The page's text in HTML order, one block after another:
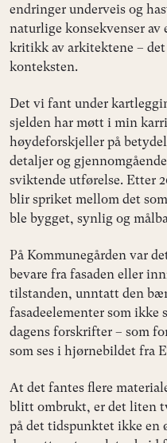
endringer underveis og
naturlige konsekvenser av
kritikk av arkitektene – det
konteksten.
Det vi fant under
sjelden har møtt i min
høydeforskjeller på
detaljer og
sviktende utførelse. Etter
blir spriket mellom det
ble bygget, synlig og
På Kommunegården var
bevare fra fasaden eller
tilstanden, unntatt den
fasadeelementer som
dagens forskrifter – som
som ses i hjørnebildet fra
At det fantes flere
blitt ombrukt, er det liten
på det tidspunktet ikke